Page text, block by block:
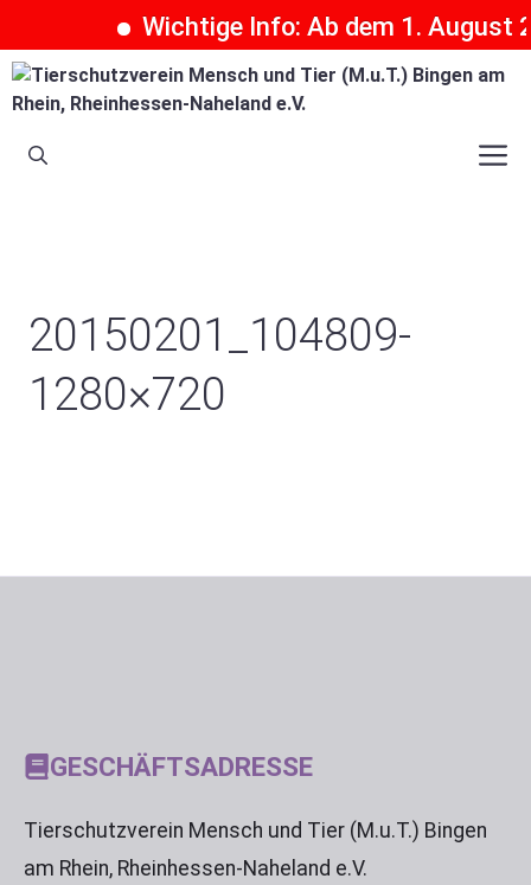
Wichtige Info: Ab dem 1. August
Zum
Inhalt
springen
20150201_104809-
1280×720
GESCHÄFTSADRESSE
Tierschutzverein Mensch und Tier (M.u.T.) Bingen
am Rhein, Rheinhessen-Naheland e.V.